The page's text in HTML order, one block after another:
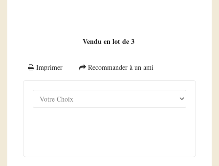
Vendu en lot de 3
Imprimer Recommander à un ami